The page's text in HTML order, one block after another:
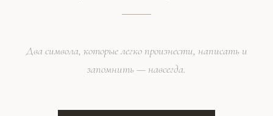
Два символа, которые легко произнести, написать и
запомнить — навсегда.